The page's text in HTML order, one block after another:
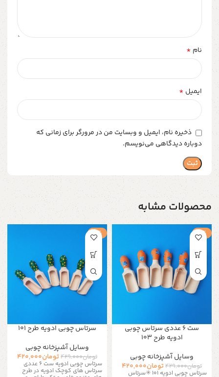
نام *
ایمیل *
ذخیره نام، ایمیل و وبسایت من در مرورگر برای زمانی که
دوباره دیدگاهی می‌نویسم.
محصولات مشابه
-2%
ست ۶ عددی سرتاس چوبی
ادویه طرح ۱۰۳
وسایل آشپزخانه چوبی
تومان429,000تومان420,000
سرتاس چوبی ادویه ۱۰۱ ✳️سرتاس
-2%
سرتاس چوبی ادویه طرح ۱۰۱
وسایل آشپزخانه چوبی
تومان429,000تومان420,000
سرتاس چوبی ادویه ست 6 عددی
سرتاس های کوچک ادویه در طرح